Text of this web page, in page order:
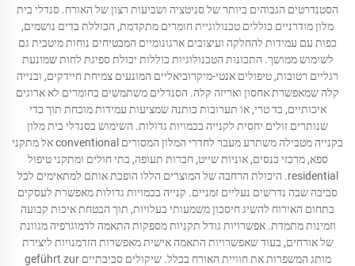
הסטנדרטים הגבוהים ביותר של סניטציה ושביעות רצון של האורח. סנדלי בית
מלון מודרניים כוללים טכנולוגיית חומרים מתקדמת, הכוללת בדים נושמים,
כפות עם עמידות להחלקה ועיצובים ארגונומיים המבטיחים נוחות מיטבית גם
לשימוש ממושך. התכונות הטכנולוגיות כוללות יכולת ספיגת לחות שמונעת
רגליים רטובות, טיפולים אנטי-מיקרוביאליים המונעים צמיחת חיידקים, ובנייה
קלה שמאפשרת אחסון ואריזה קלה. הסנדלים משתמשים בחומרים לא ארוגים
איכותיים, בד טרי, או תערובות כותנה שמציעות עמידות מוכחת תוך כדי
שנותרים זולים יחסית לקנייה בכמויות גדולות. השימוש בסנדלי בית מלון
בקנייה מטבילה משתרע מעבר לחדרי המלון המסורים conventional אל מתקני
ספא, מרכזי כנסים, אוניות שייט, חברות תעופה, בתי חולים ומתקני טיפול
residential. היכולת הרחבה של המוצרים הללו הופכת אותם למתאימים לכל
סביבה שבה נדרשים נעליים זמניים. קנייה בכמויות גדולות מאפשרת לעסקים
בתחום האירוח להשיג חיסכון משמעותי בעלויות, תוך הבטחת איכות קבועה
וזמינות מתמדת. אפשרויות גודל תקניות מספקות התאמה לדמוגרפיה מגוונת
של אורחים, בעוד שאפשרויות התאמה אישית מאפשרות הזדמנויות ליצירת
מותג המשפרות את חוויית האורח בכלל. שיקולים סביבתיים geführt zur